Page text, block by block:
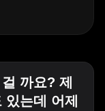
까요? 제
는데 어제